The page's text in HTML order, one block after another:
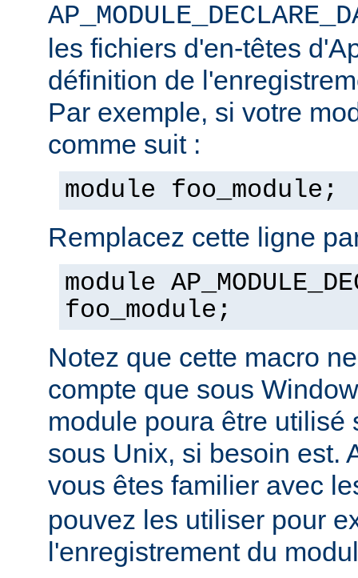
les fichiers d'en-têtes
définition de
Par exemple, si votre
comme suit :
module foo_module;
Remplacez cette ligne
module
foo_module;
Notez que cette macro
compte que sous
module poura être utilisé
sous Unix, si besoin est.
vous êtes familier avec
pouvez les utiliser pour
l'enregistrement du